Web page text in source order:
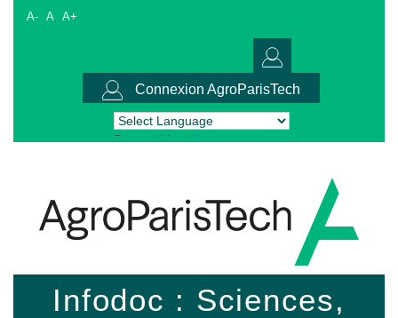
A- A A+
Connexion AgroParisTech
Powered by Translate
Infodoc : Sciences,